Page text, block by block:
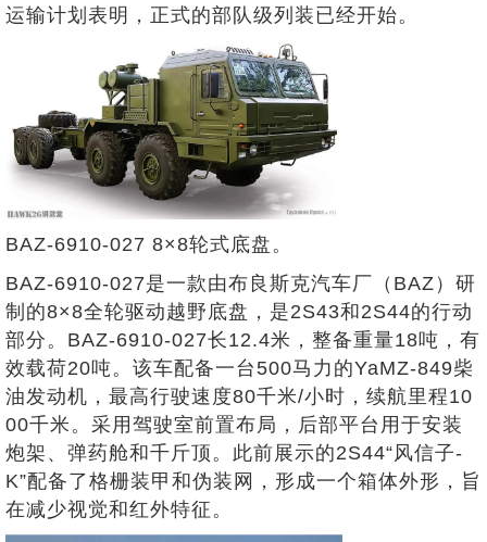
运输计划表明，正式的部队级列装已经开始。
BAZ-6910-027 8×8轮式底盘。
BAZ-6910-027是一款由布良斯克汽车厂（BAZ）研
制的8×8全轮驱动越野底盘，是2S43和2S44的行动
部分。BAZ-6910-027长12.4米，整备重量18吨，有
效载荷20吨。该车配备一台500马力的YaMZ-849柴
油发动机，最高行驶速度80千米/小时，续航里程10
00千米。采用驾驶室前置布局，后部平台用于安装
炮架、弹药舱和千斤顶。此前展示的2S44“风信子-
K”配备了格栅装甲和伪装网，形成一个箱体外形，旨
在减少视觉和红外特征。